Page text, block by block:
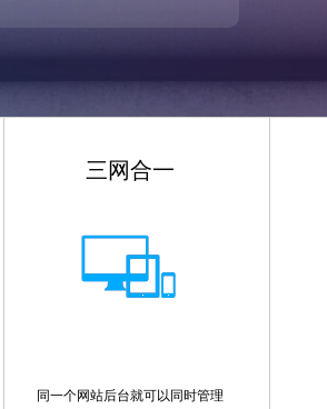
三网合一
同一个网站后台就可以同时管理